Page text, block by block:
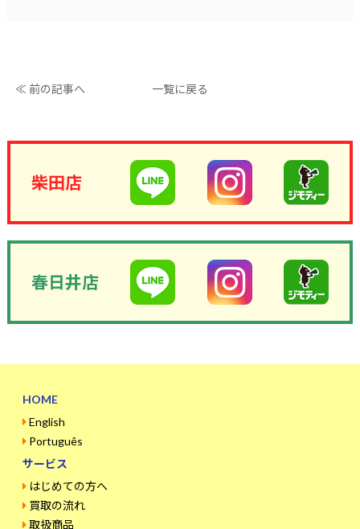
≪ 前の記事へ 一覧に戻る
柴田店
春日井店
HOME
English
Português
サービス
はじめての方へ
買取の流れ
取扱商品